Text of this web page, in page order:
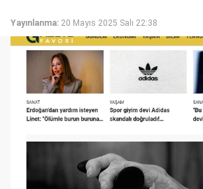
Yayınlanma: 20 Mayıs 2025 Salı 22:38